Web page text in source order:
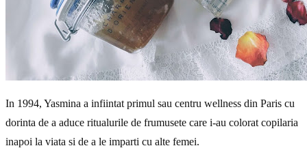
In 1994, Yasmina a infiintat primul sau centru wellness din Paris cu
dorinta de a aduce ritualurile de frumusete care i-au colorat copilaria
inapoi la viata si de a le imparti cu alte femei.